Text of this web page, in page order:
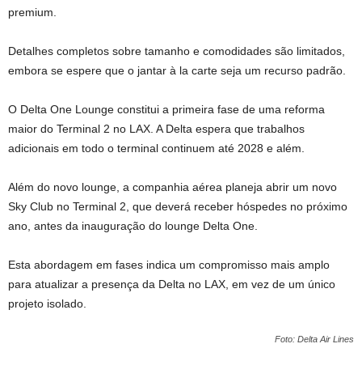
premium.
Detalhes completos sobre tamanho e comodidades são limitados,
embora se espere que o jantar à la carte seja um recurso padrão.
O Delta One Lounge constitui a primeira fase de uma reforma
maior do Terminal 2 no LAX. A Delta espera que trabalhos
adicionais em todo o terminal continuem até 2028 e além.
Além do novo lounge, a companhia aérea planeja abrir um novo
Sky Club no Terminal 2, que deverá receber hóspedes no próximo
ano, antes da inauguração do lounge Delta One.
Esta abordagem em fases indica um compromisso mais amplo
para atualizar a presença da Delta no LAX, em vez de um único
projeto isolado.
Foto: Delta Air Lines